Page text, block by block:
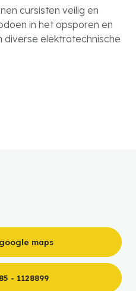
cursisten veilig en
in het opsporen en
diverse elektrotechnische
maps
- 1128899